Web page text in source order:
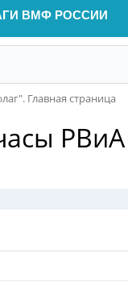
ВМФ РОССИИ
Главная страница
РВиА